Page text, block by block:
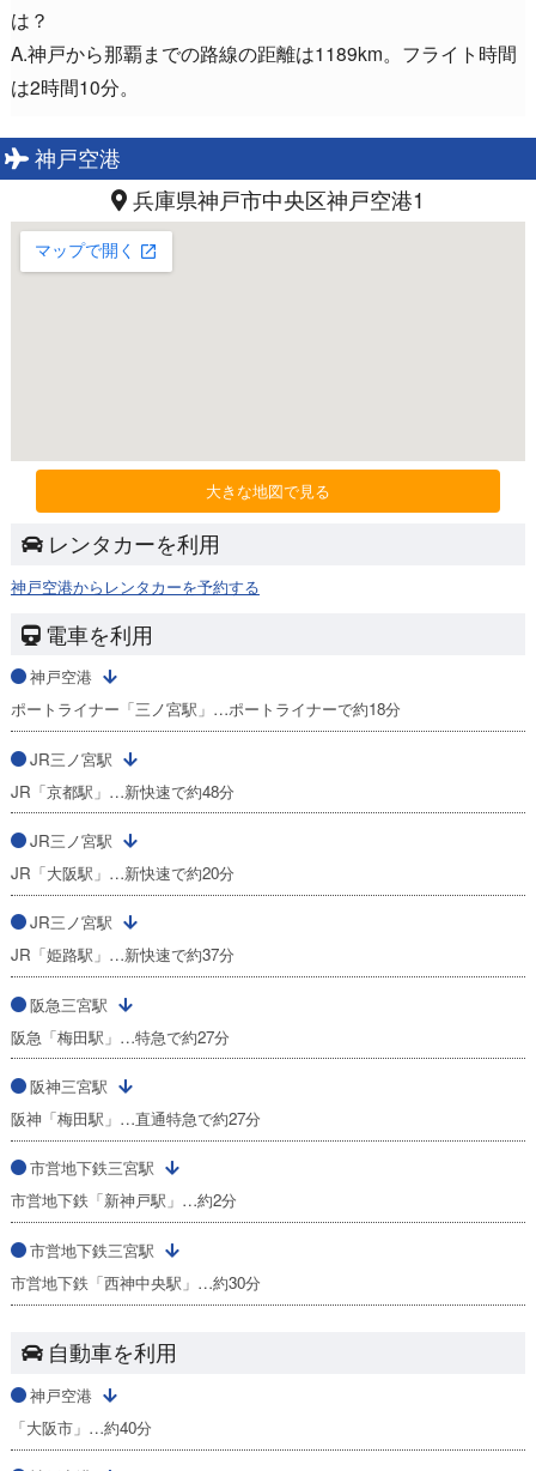
は？
A.神戸から那覇までの路線の距離は1189km。フライト時間
は2時間10分。
神戸空港
兵庫県神戸市中央区神戸空港1
大きな地図で見る
レンタカーを利用
神戸空港からレンタカーを予約する
電車を利用
神戸空港
ポートライナー「三ノ宮駅」…ポートライナーで約18分
JR三ノ宮駅
JR「京都駅」…新快速で約48分
JR三ノ宮駅
JR「大阪駅」…新快速で約20分
JR三ノ宮駅
JR「姫路駅」…新快速で約37分
阪急三宮駅
阪急「梅田駅」…特急で約27分
阪神三宮駅
阪神「梅田駅」…直通特急で約27分
市営地下鉄三宮駅
市営地下鉄「新神戸駅」…約2分
市営地下鉄三宮駅
市営地下鉄「西神中央駅」…約30分
自動車を利用
神戸空港
「大阪市」…約40分